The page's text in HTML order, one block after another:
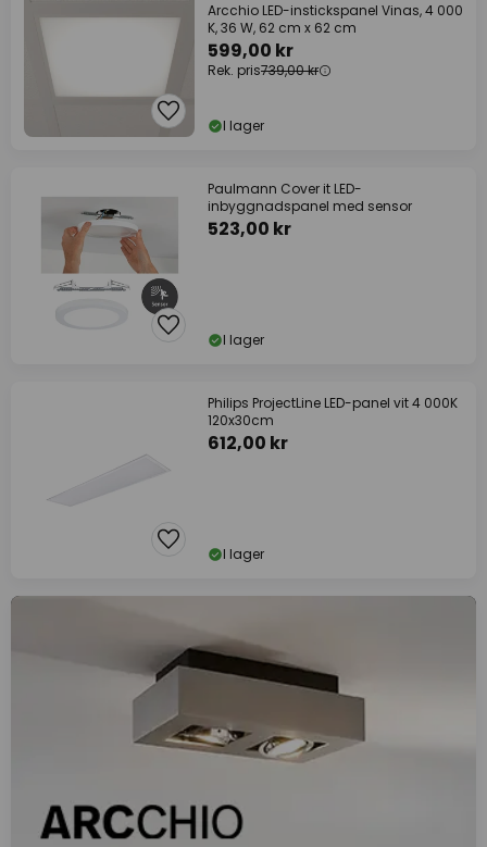
Arcchio LED-instickspanel Vinas, 4 000
K, 36 W, 62 cm x 62 cm
599,00 kr
Rek. pris739,00 kr
I lager
Paulmann Cover it LED-
inbyggnadspanel med sensor
523,00 kr
I lager
Philips ProjectLine LED-panel vit 4 000K
120x30cm
612,00 kr
I lager